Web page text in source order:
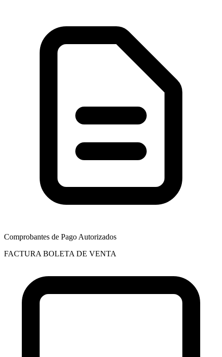
Comprobantes de Pago Autorizados
FACTURA BOLETA DE VENTA